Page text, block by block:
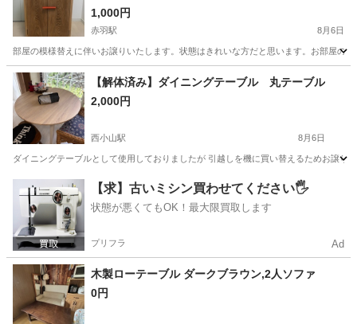
1,000円
赤羽駅 8月6日
部屋の模様替えに伴いお譲りいたします。状態はきれいな方だと思います。お部屋
東京 北区 赤羽駅 収納家具 状態
【解体済み】ダイニングテーブル 丸テーブル
2,000円
西小山駅 8月6日
ダイニングテーブルとして使用しておりましたが 引越しを機に買い替えるためお譲
東京 目黒区 西小山駅 テーブル ダイニング
【求】古いミシン買わせてください🖐️
状態が悪くてもOK！最大限買取します
プリフラ Ad
木製ローテーブル ダークブラウン,2人ソファ
0円